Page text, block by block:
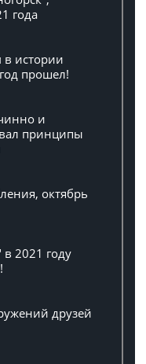
года
истории
прошел!
и
принципы
октябрь
2021 году
друзей